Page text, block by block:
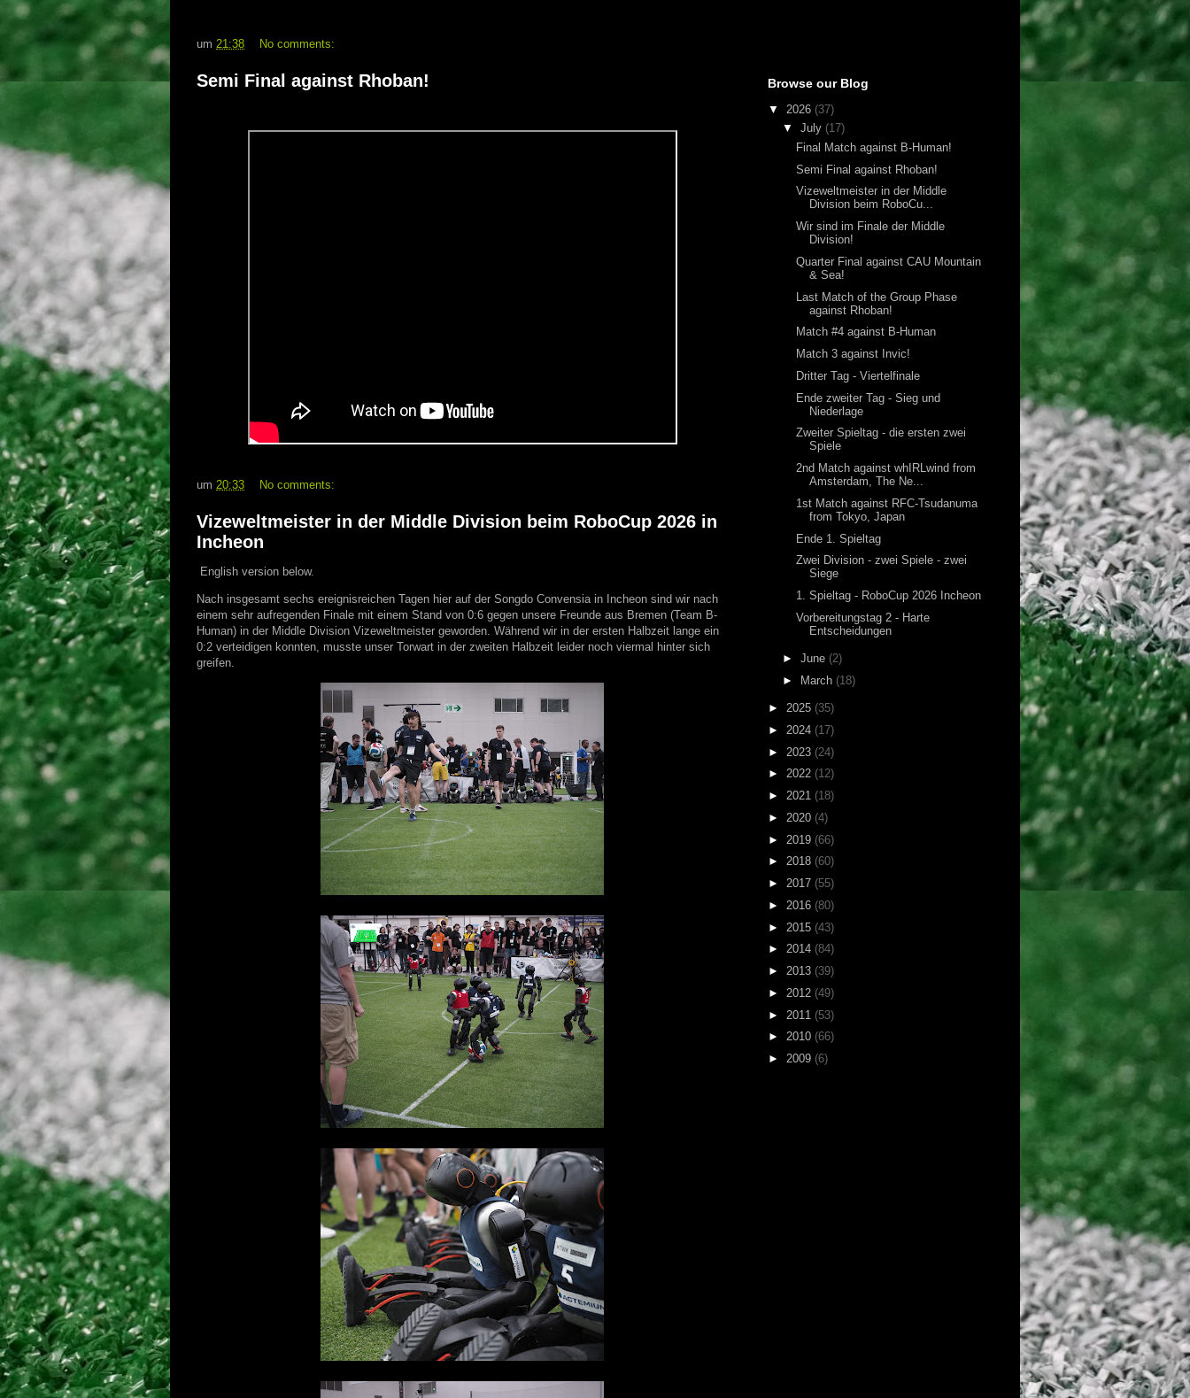
um 21:38 No comments:
Semi Final against Rhoban!
um 20:33 No comments:
Vizeweltmeister in der Middle Division beim RoboCup 2026 in
Incheon
English version below.
Nach insgesamt sechs ereignisreichen Tagen hier auf der Songdo Convensia in Incheon sind wir nach
einem sehr aufregenden Finale mit einem Stand von 0:6 gegen unsere Freunde aus Bremen (Team B-
Human) in der Middle Division Vizeweltmeister geworden. Während wir in der ersten Halbzeit lange ein
0:2 verteidigen konnten, musste unser Torwart in der zweiten Halbzeit leider noch viermal hinter sich
greifen.
Browse our Blog
▼ 2026 (37)
▼ July (17)
Final Match against B-Human!
Semi Final against Rhoban!
Vizeweltmeister in der Middle
Division beim RoboCu...
Wir sind im Finale der Middle
Division!
Quarter Final against CAU Mountain
& Sea!
Last Match of the Group Phase
against Rhoban!
Match #4 against B-Human
Match 3 against Invic!
Dritter Tag - Viertelfinale
Ende zweiter Tag - Sieg und
Niederlage
Zweiter Spieltag - die ersten zwei
Spiele
2nd Match against whIRLwind from
Amsterdam, The Ne...
1st Match against RFC-Tsudanuma
from Tokyo, Japan
Ende 1. Spieltag
Zwei Division - zwei Spiele - zwei
Siege
1. Spieltag - RoboCup 2026 Incheon
Vorbereitungstag 2 - Harte
Entscheidungen
► June (2)
►
March (18)
► 2025 (35)
► 2024 (17)
► 2023 (24)
► 2022 (12)
► 2021 (18)
► 2020 (4)
► 2019 (66)
► 2018 (60)
► 2017 (55)
► 2016 (80)
► 2015 (43)
► 2014 (84)
► 2013 (39)
► 2012 (49)
► 2011 (53)
► 2010 (66)
► 2009 (6)